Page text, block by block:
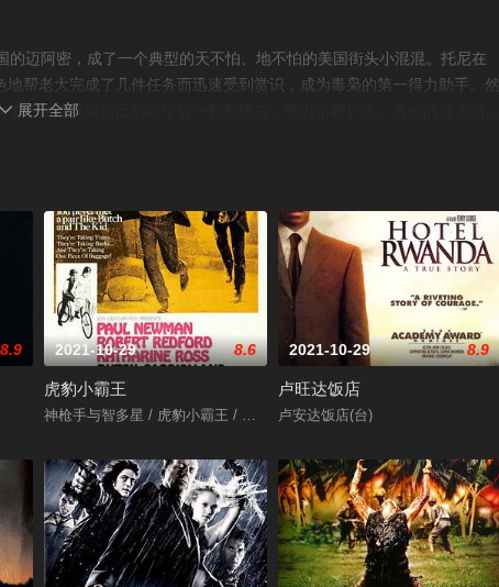
迈阿密，成了一个典型的天不怕、地不怕的美国街头小混混。托尼在
帮老大完成了几件任务而迅速受到赏识，成为毒枭的第一得力助手。然
子，接着将自己的眼中钉一颗颗除去，势力不断扩大。当他的老大感受
 展开全部
克提格
8.9 2021-10-29 8.6
虎豹小霸王
神枪手与智多星 / 虎豹小霸王 / 智多星布奇与太阳舞小子
2021-10-29 8.9
卢旺达饭店
卢安达饭店(台)